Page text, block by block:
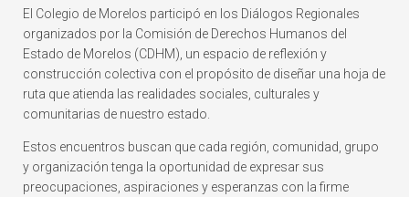
El Colegio de Morelos participó en los Diálogos Regionales
organizados por la Comisión de Derechos Humanos del
Estado de Morelos (CDHM), un espacio de reflexión y
construcción colectiva con el propósito de diseñar una hoja de
ruta que atienda las realidades sociales, culturales y
comunitarias de nuestro estado.
Estos encuentros buscan que cada región, comunidad, grupo
y organización tenga la oportunidad de expresar sus
preocupaciones, aspiraciones y esperanzas con la firme